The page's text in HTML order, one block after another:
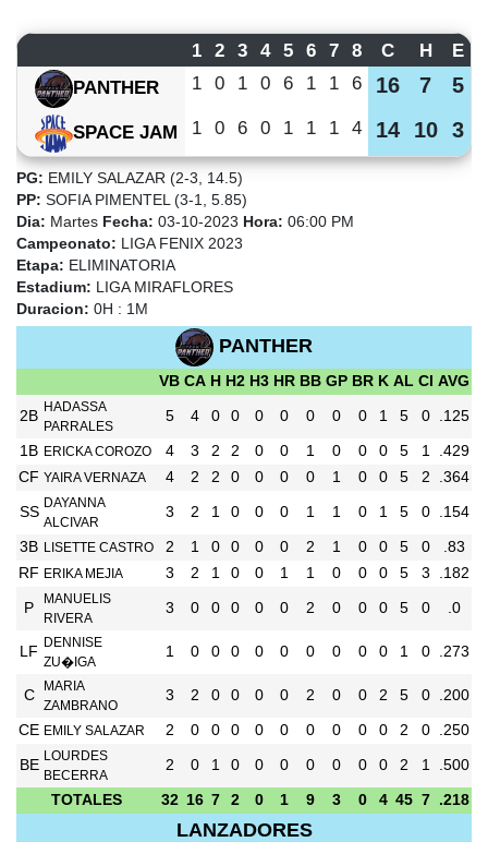
1 2 3 4 5 6 7 8 C H
E
PANTHER
1 0 1 0 6 1 1 6 16 7 5
SPACE JAM 1 0 6 0 1 1 1 4 14 10 3
PG: EMILY SALAZAR (2-3, 14.5)
PP: SOFIA PIMENTEL (3-1, 5.85)
Dia: Martes Fecha: 03-10-2023 Hora: 06:00 PM
Campeonato:
LIGA FENIX 2023
Etapa: ELIMINATORIA
Estadium:
LIGA MIRAFLORES
Duracion: 0H : 1M
PANTHER
VB CA H H2 H3 HR BB GP BR K AL CI AVG
2B
HADASSA
PARRALES
5 4 0 0 0 0 0 0 0 1 5 0 .125
1B ERICKA COROZO 4 3 2 2 0 0 1 0 0 0 5 1
.429
CF YAIRA VERNAZA 4 2 2 0 0 0 0 1 0 0 5 2 .364
SS
DAYANNA
ALCIVAR
3 2 1 0 0 0 1 1 0 1 5 0 .154
3B LISETTE CASTRO 2 1 0 0 0 0 2 1 0 0 5 0
.83
RF ERIKA MEJIA 3 2 1 0 0 1 1 0 0 0 5 3 .182
P
MANUELIS
RIVERA
3 0 0 0 0 0 2 0 0 0 5 0 .0
LF
DENNISE
ZU�IGA
1 0 0 0 0 0 0 0 0 0 1 0 .273
C
MARIA
ZAMBRANO
3 2 0 0 0 0 2 0 0 2 5 0 .200
CE EMILY SALAZAR 2 0 0 0 0 0 0 0 0 0 2 0 .250
BE
LOURDES
BECERRA
2 0 1 0 0 0 0 0 0 0 2 1 .500
TOTALES 32 16 7 2 0 1 9 3 0 4 45 7 .218
LANZADORES